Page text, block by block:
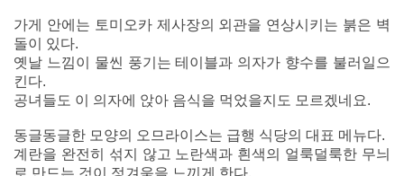
가게 안에는 토미오카 제사장의 외관을 연상시키는 붉은 벽
돌이 있다.
옛날 느낌이 물씬 풍기는 테이블과 의자가 향수를 불러일으
킨다.
공녀들도 이 의자에 앉아 음식을 먹었을지도 모르겠네요.
동글동글한 모양의 오므라이스는 급행 식당의 대표 메뉴다.
계란을 완전히 섞지 않고 노란색과 흰색의 얼룩덜룩한 무늬
로 만드는 것이 정겨움을 느끼게 한다.